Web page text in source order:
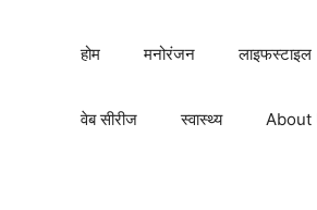
होम मनोरंजन लाइफस्टाइल
वेब सीरीज स्वास्थ्य About